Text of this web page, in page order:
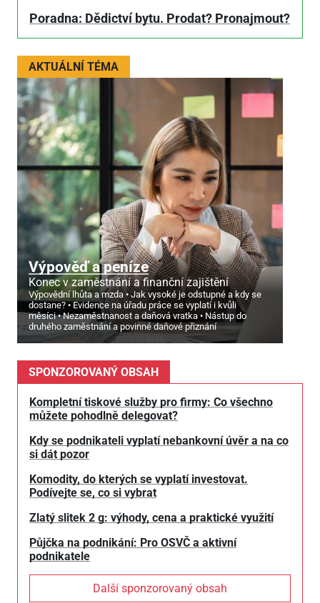
Poradna: Dědictví bytu. Prodat? Pronajmout?
AKTUÁLNÍ TÉMA
Výpověď a peníze
Konec v zaměstnání a finanční zajištění
Výpovědní lhůta a mzda
Jak vysoké je odstupné a kdy se
dostane?
Evidence na úřadu práce se vyplatí i kvůli
měsíci
Nezaměstnanost a daňová vratka
Nástup do
druhého zaměstnání a povinné daňové přiznání
SPONZOROVANÝ OBSAH
Kompletní tiskové služby pro firmy: Co všechno
můžete pohodlně delegovat?
Kdy se podnikateli vyplatí nebankovní úvěr a na co
si dát pozor
Komodity, do kterých se vyplatí investovat.
Podívejte se, co si vybrat
Zlatý slitek 2 g: výhody, cena a praktické využití
Půjčka na podnikání: Pro OSVČ a aktivní
podnikatele
Další sponzorovaný obsah